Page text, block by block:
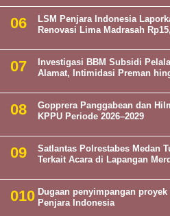
LSM Penjara Indonesia
Renovasi Lima Madrasah
Investigasi BBM Subsidi
Alamat, Intimidasi Preman
Gopprera Panggabean dan
KPPU Periode 2026–2029
Satlantas Polrestabes Medan
Terkait Acara di Lapangan
Dugaan penyimpangan
Penjara Indonesia